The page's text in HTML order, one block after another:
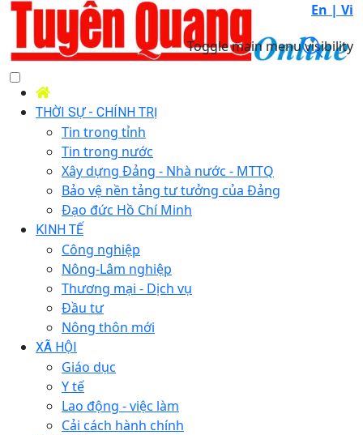
En | Vi
Toggle main menu visibility
THỜI SỰ - CHÍNH TRỊ
Tin trong tỉnh
Tin trong nước
Xây dựng Đảng - Nhà nước - MTTQ
Bảo vệ nền tảng tư tưởng của Đảng
Đạo đức Hồ Chí Minh
KINH TẾ
Công nghiệp
Nông-Lâm nghiệp
Thương mại - Dịch vụ
Đầu tư
Nông thôn mới
XÃ HỘI
Giáo dục
Y tế
Lao động - việc làm
Cải cách hành chính